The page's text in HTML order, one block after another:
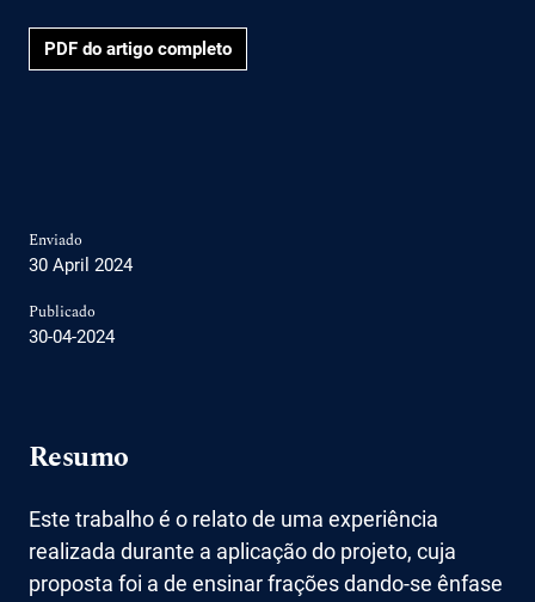
PDF do artigo completo
Enviado
30 April 2024
Publicado
30-04-2024
Resumo
Este trabalho é o relato de uma experiência
realizada durante a aplicação do projeto, cuja
proposta foi a de ensinar frações dando-se ênfase